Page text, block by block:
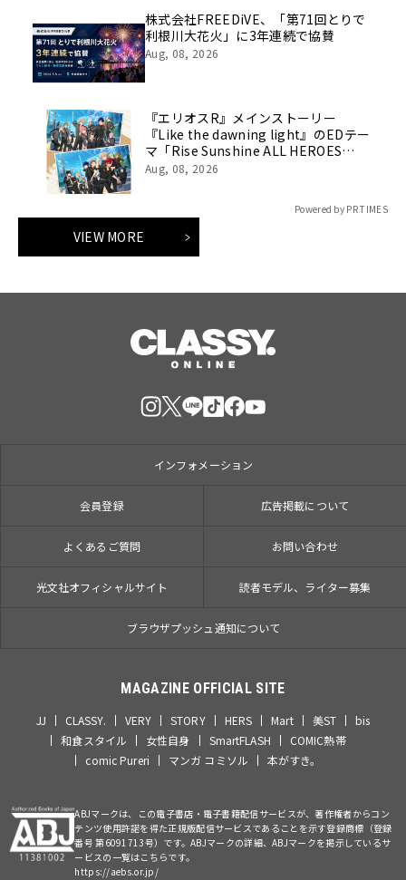
株式会社FREEDiVE、「第71回とりで
利根川大花火」に3年連続で協賛
Aug, 08, 2026
『エリオスR』メインストーリー
『Like the dawning light』のEDテー
マ「Rise Sunshine ALL HEROES
Ver.」がフルサイズ配信決定！
Aug, 08, 2026
Powered by PR TIMES
VIEW MORE
インフォメーション
会員登録 広告掲載について
よくあるご質問 お問い合わせ
光文社オフィシャルサイト 読者モデル、ライター募集
ブラウザプッシュ通知について
MAGAZINE OFFICIAL SITE
JJ CLASSY. VERY STORY HERS Mart 美ST
bis
和食スタイル
女性自身 SmartFLASH
COMIC熱帯
comic Pureri
マンガ コミソル 本がすき。
ABJマークは、この電子書店・電子書籍配信サービスが、著作権者からコン
テンツ使用許諾を得た正規版配信サービスであることを示す登録商標（登録
番号 第6091713号）です。ABJマークの詳細、ABJマークを掲示しているサ
ービスの一覧はこちらです。
https://aebs.or.jp/